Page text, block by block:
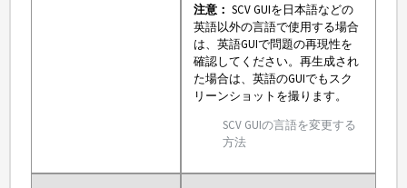
注意： SCV GUIを日本語などの
英語以外の言語で使用する場合
は、英語GUIで問題の再現性を
確認してください。再生成され
た場合は、英語のGUIでもスク
リーンショットを撮ります。
SCV GUIの言語を変更する
方法